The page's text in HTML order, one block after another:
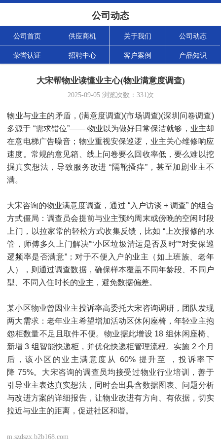
公司动态
公司首页 供应商机 关于我们 公司动态
荣誉认证 招聘中心 客户案例 产品知识
大宋帮物业读懂业主心(物业满意度调查)
2025-09-05浏览次数： 331次
物业与业主的矛盾，(满意度调查)(市场调查)(深圳问卷调查)
多源于 “需求错位”—— 物业以为做好日常保洁就够，业主却
在意电梯广告噪音；物业重视安保巡逻，业主关心维修响应
速度。常规的意见箱、线上问卷要么回收率低，要么难以挖
掘真实想法，导致服务改进 “隔靴搔痒”，甚至加剧业主不
满。
大宋咨询的物业满意度调查，通过 “入户访谈 + 调查” 的组合
方式僵局：调查员会提前与业主预约周末或傍晚的空闲时段
上门，以拉家常的轻松方式收集反馈，比如 “上次报修的水
管，师傅多久上门解决”“小区垃圾清运是否及时”“对安保巡
逻频率是否满意”；对于不便入户的业主（如上班族、老年
人），则通过调查数据，确保样本覆盖不同年龄段、不同户
型、不同入住时长的业主，避免数据偏差。
某小区物业曾因业主投诉率高委托大宋咨询调研，团队发现
两大需求：老年业主希望增加活动区休闲座椅，年轻业主抱
怨柜数量不足且取件不便。物业据此增设 18 组休闲座椅、
新增 3 组智能快递柜，并优化快递柜管理流程。实施 2 个月
后，该小区的业主满意度从 60% 提升至 ，投诉率下
降 75%。大宋咨询的调查员均接受过物业行业培训，善于
引导业主表达真实想法，同时会出具含数据图表、问题分析
与改进方案的详细报告，让物业改进有方向、有依据，切实
拉近与业主的距离，促进社区和谐。
m.szdszx.b2b168.com